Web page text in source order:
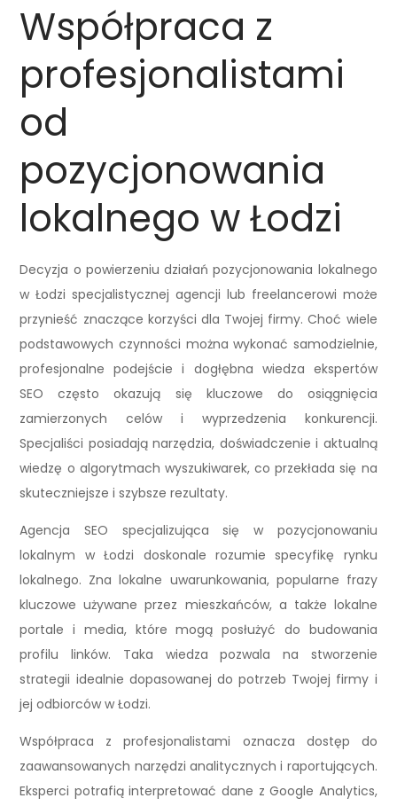
Współpraca z
profesjonalistami
od
pozycjonowania
lokalnego w Łodzi
Decyzja o powierzeniu działań pozycjonowania lokalnego
w Łodzi specjalistycznej agencji lub freelancerowi może
przynieść znaczące korzyści dla Twojej firmy. Choć wiele
podstawowych czynności można wykonać samodzielnie,
profesjonalne podejście i dogłębna wiedza ekspertów
SEO często okazują się kluczowe do osiągnięcia
zamierzonych celów i wyprzedzenia konkurencji.
Specjaliści posiadają narzędzia, doświadczenie i aktualną
wiedzę o algorytmach wyszukiwarek, co przekłada się na
skuteczniejsze i szybsze rezultaty.
Agencja SEO specjalizująca się w pozycjonowaniu
lokalnym w Łodzi doskonale rozumie specyfikę rynku
lokalnego. Zna lokalne uwarunkowania, popularne frazy
kluczowe używane przez mieszkańców, a także lokalne
portale i media, które mogą posłużyć do budowania
profilu linków. Taka wiedza pozwala na stworzenie
strategii idealnie dopasowanej do potrzeb Twojej firmy i
jej odbiorców w Łodzi.
Współpraca z profesjonalistami oznacza dostęp do
zaawansowanych narzędzi analitycznych i raportujących.
Eksperci potrafią interpretować dane z Google Analytics,